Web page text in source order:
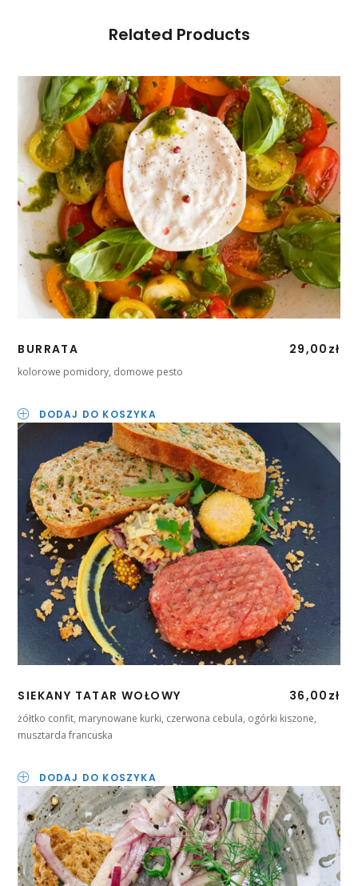
Related Products
BURRATA 29,00 zł
kolorowe pomidory, domowe pesto
DODAJ DO KOSZYKA
SIEKANY TATAR WOŁOWY 36,00 zł
żółtko confit, marynowane kurki, czerwona cebula, ogórki kiszone,
musztarda francuska
DODAJ DO KOSZYKA